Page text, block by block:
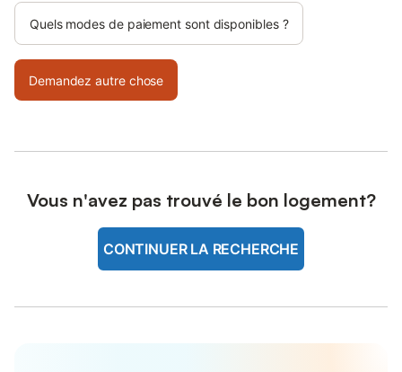
Quels modes de paiement sont disponibles ?
Demandez autre chose
Vous n'avez pas trouvé le bon logement?
CONTINUER LA RECHERCHE